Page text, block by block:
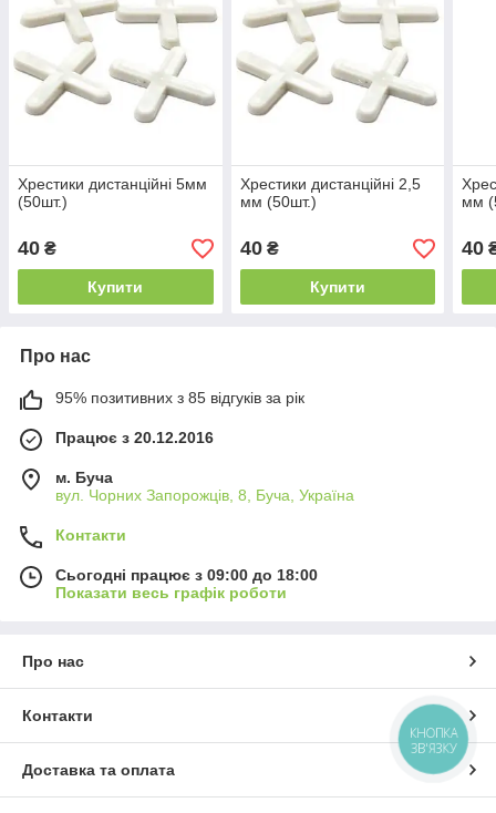
Хрестики дистанційні 5мм
(50шт.)
40 ₴
Купити
Хрестики дистанційні 2,5
мм (50шт.)
40₴
Купити
мм
40
Про нас
95% позитивних з 85 відгуків за рік
Працює з 20.12.2016
м. Буча
вул. Чорних Запорожців, 8, Буча, Україна
Контакти
Сьогодні працює з 09:00 до 18:00
Показати весь графік роботи
Про нас
Контакти
Доставка та оплата
КНОПКА
ЗВ'ЯЗКУ